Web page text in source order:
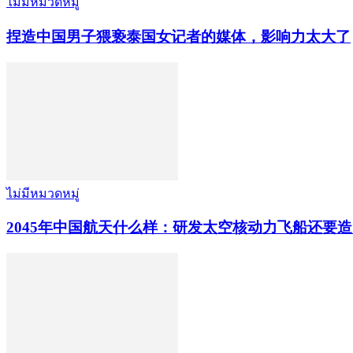
捏造中国男子猥亵泰国女记者的媒体，影响力太大了
ไม่มีหมวดหมู่
2045年中国航天什么样：研发太空核动力飞船还要造